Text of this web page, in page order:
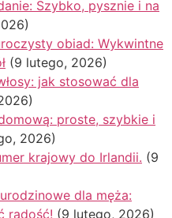
Szybko, pysznie i na
obiad: Wykwintne
(9 lutego, 2026)
jak stosować dla
proste, szybkie i
2026)
krajowy do Irlandii. (9
dla męża:
radość! (9 lutego, 2026)